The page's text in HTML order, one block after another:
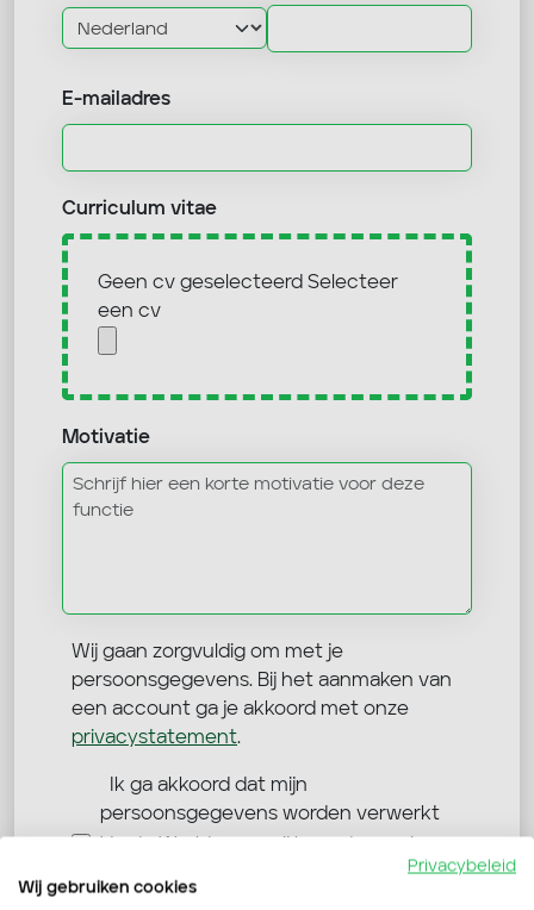
E-mailadres
Curriculum vitae
Geen cv geselecteerd Selecteer
een cv
Motivatie
Wij gaan zorgvuldig om met je
persoonsgegevens. Bij het aanmaken van
een account ga je akkoord met onze
privacystatement.
Ik ga akkoord dat mijn
persoonsgegevens worden verwerkt
Privacybeleid
Wij gebruiken cookies